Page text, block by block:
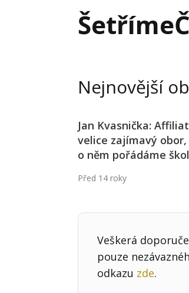
Hodnota firmy
Interim management
Krizové řízení firmy
Nejnovější
Jan Kvasnička:
velice zajímavý
o něm pořádáme
Před 14 roky
Veškerá
pouze
odkazu zde.